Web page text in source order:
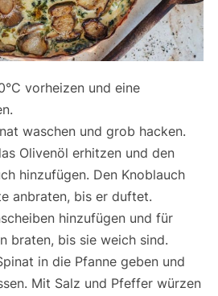
vorheizen und eine
waschen und grob hacken.
Olivenöl erhitzen und den
hinzufügen. Den Knoblauch
anbraten, bis er duftet.
hinzufügen und für
braten, bis sie weich sind.
in die Pfanne geben und
Mit Salz und Pfeffer würzen